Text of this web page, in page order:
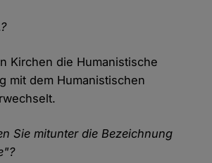
Kirchen die Humanistische
mit dem Humanistischen
Sie mitunter die Bezeichnung